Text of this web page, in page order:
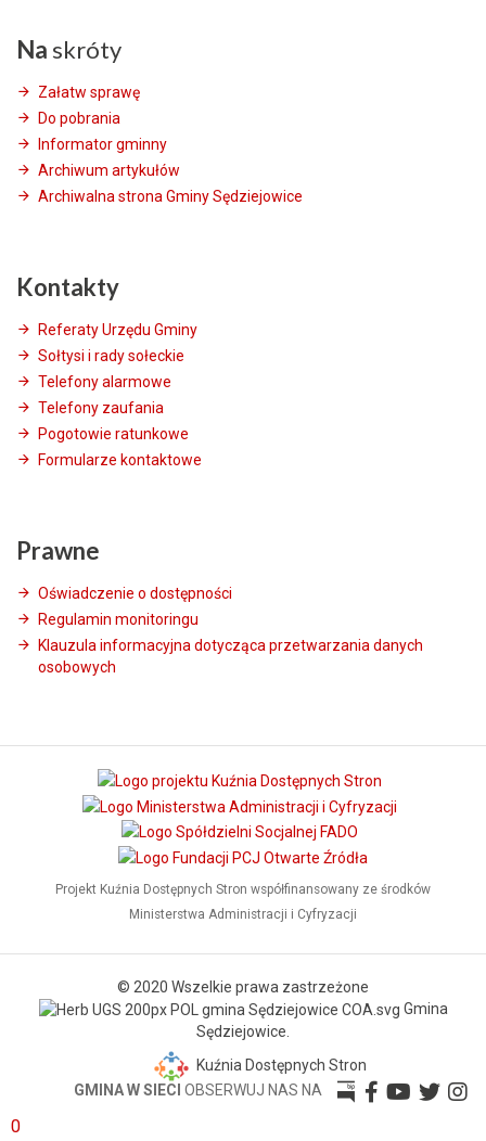
0
Na skróty
Załatw sprawę
Do pobrania
Informator gminny
Archiwum artykułów
Archiwalna strona Gminy Sędziejowice
Kontakty
Referaty Urzędu Gminy
Sołtysi i rady sołeckie
Telefony alarmowe
Telefony zaufania
Pogotowie ratunkowe
Formularze kontaktowe
Prawne
Oświadczenie o dostępności
Regulamin monitoringu
Klauzula informacyjna dotycząca przetwarzania danych
osobowych
Projekt Kuźnia Dostępnych Stron współfinansowany ze środków
Ministerstwa Administracji i Cyfryzacji
© 2020 Wszelkie prawa zastrzeżone
Gmina
Sędziejowice.
Kuźnia Dostępnych Stron
GMINA W SIECI OBSERWUJ NAS NA